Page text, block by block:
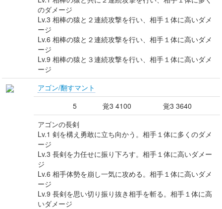
のダメージ
Lv.3 相棒の猿と２連続攻撃を行い、相手１体に高いダメ
ージ
Lv.6 相棒の猿と２連続攻撃を行い、相手１体に高いダメ
ージ
Lv.9 相棒の猿と３連続攻撃を行い、相手１体に高いダメ
ージ
アゴン/翻すマント
5
覚3 4100
覚3 3640
アゴンの長剣
Lv.1 剣を構え勇敢に立ち向かう。相手１体に多くのダメ
ージ
Lv.3 長剣を力任せに振り下ろす。相手１体に高いダメー
ジ
Lv.6 相手体勢を崩し一気に攻める。相手１体に高いダメ
ージ
Lv.9 長剣を思い切り振り抜き相手を斬る。相手１体に高
いダメージ